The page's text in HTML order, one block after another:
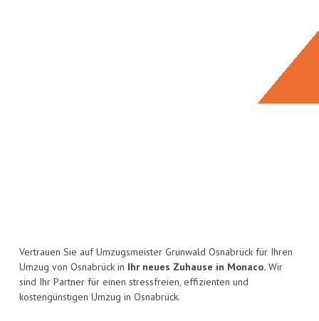
Vertrauen Sie auf Umzugsmeister Grunwald Osnabrück für Ihren
Umzug von Osnabrück in Ihr neues Zuhause in Monaco. Wir
sind Ihr Partner für einen stressfreien, effizienten und
kostengünstigen Umzug in Osnabrück.